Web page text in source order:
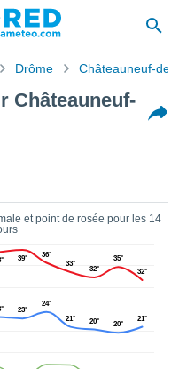
Drôme Châteauneuf-de-
Châteauneuf-
et point de rosée pour les 14
39°
36°
33°
32°
35°
32°
23°
24°
21°
20° 20°
21°